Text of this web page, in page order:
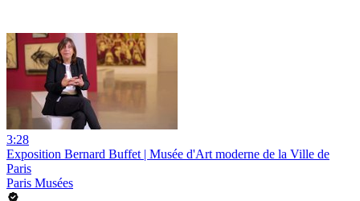
3:28
Exposition Bernard Buffet | Musée d'Art moderne de la Ville de
Paris
Paris Musées